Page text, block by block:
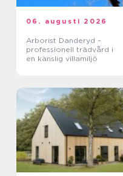
06. augusti 2026
Arborist Danderyd –
professionell trädvård i
en känslig villamiljö